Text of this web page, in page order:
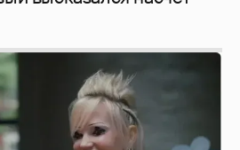
о съёмках для
3